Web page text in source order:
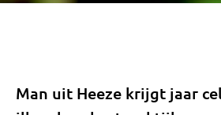
Man uit Heeze krijgt jaar